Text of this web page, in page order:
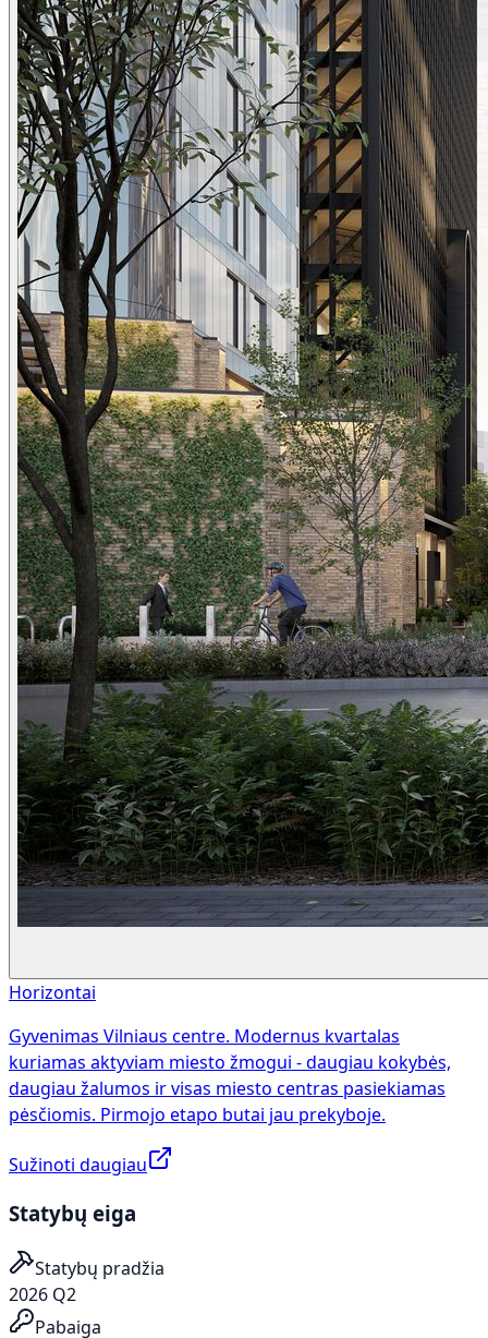
Horizontai
Gyvenimas Vilniaus centre. Modernus kvartalas
kuriamas aktyviam miesto žmogui - daugiau kokybės,
daugiau žalumos ir visas miesto centras pasiekiamas
pėsčiomis. Pirmojo etapo butai jau prekyboje.
Sužinoti daugiau
Statybų eiga
Statybų pradžia
2026 Q2
Pabaiga